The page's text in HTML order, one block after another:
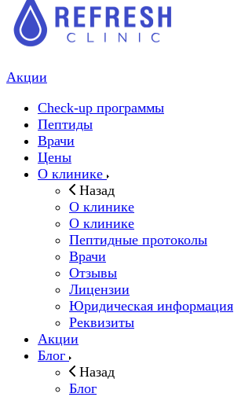
Акции
Check-up программы
Пептиды
Врачи
Цены
О клинике
Назад
О клинике
О клинике
Пептидные протоколы
Врачи
Отзывы
Лицензии
Юридическая информация
Реквизиты
Акции
Блог
Назад
Блог